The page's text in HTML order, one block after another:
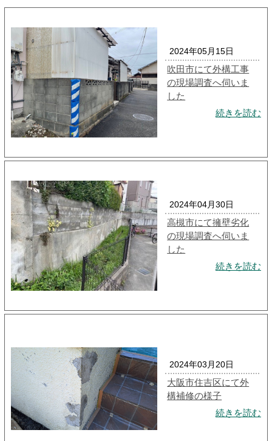
2024年05月15日
吹田市にて外構工事
の現場調査へ伺いま
した
続きを読む
2024年04月30日
高槻市にて擁壁劣化
の現場調査へ伺いま
した
続きを読む
2024年03月20日
大阪市住吉区にて外
構補修の様子
続きを読む